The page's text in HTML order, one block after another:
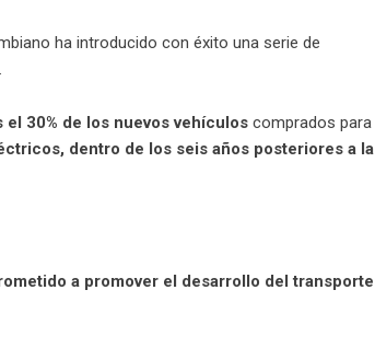
ha introducido con éxito una serie de
30% de los nuevos vehículos comprados para
dentro de los seis años posteriores a la
a promover el desarrollo del transporte